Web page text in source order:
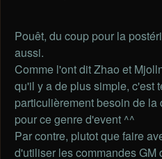
Pouêt, du coup pour la
aussi.
Comme l'ont dit Zhao et
qu'il y a de plus simple, c'est
particulièrement besoin de
pour ce genre d'event ^^
Par contre, plutot que faire
d'utiliser les commandes GM